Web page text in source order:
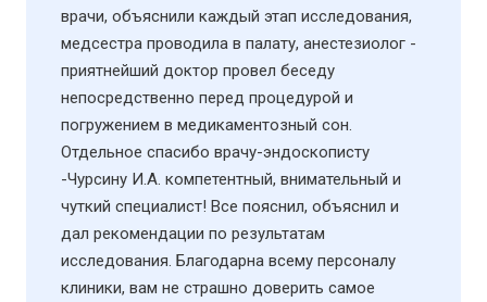
врачи, объяснили каждый этап исследования,
медсестра проводила в палату, анестезиолог -
приятнейший доктор провел беседу
непосредственно перед процедурой и
погружением в медикаментозный сон.
Отдельное спасибо врачу-эндоскописту
-Чурсину И.А. компетентный, внимательный и
чуткий специалист! Все пояснил, объяснил и
дал рекомендации по результатам
исследования. Благодарна всему персоналу
клиники, вам не страшно доверить самое